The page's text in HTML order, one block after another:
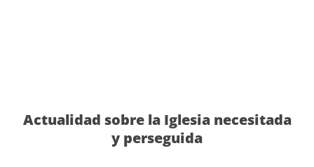
Actualidad sobre la Iglesia necesitada
y perseguida